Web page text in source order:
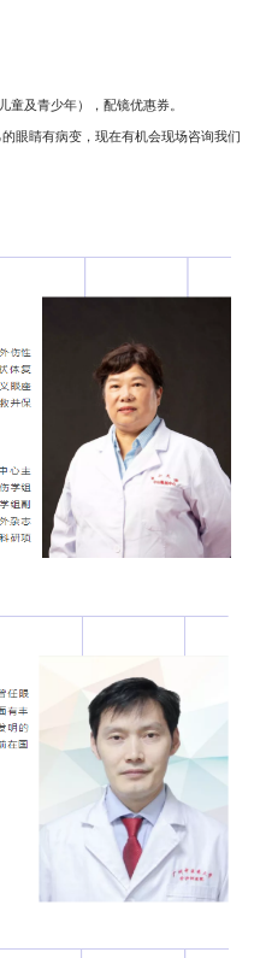
及青少年），配镜优惠券。
睛有病变，现在有机会现场咨询我们